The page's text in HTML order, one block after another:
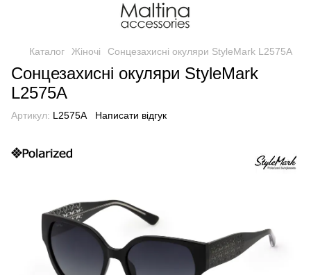
Каталог Жіночі Сонцезахисні окуляри StyleMark L2575A
Сонцезахисні окуляри StyleMark
L2575A
Артикул: L2575A Написати відгук